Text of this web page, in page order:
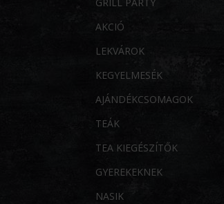
AKCIÓ
LEKVÁROK
KEGYELMESÉK
AJÁNDÉKCSOMAGOK
TEÁK
TEA KIEGÉSZÍTŐK
GYEREKEKNEK
NASIK